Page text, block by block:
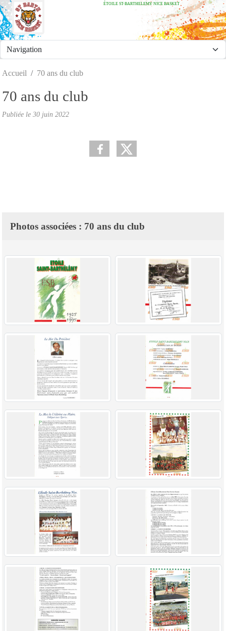
ÉTOILE ST-BARTHELEMY NICE BASKET
Accueil 70 ans du club
70 ans du club
Publiée le 30 juin 2022
Photos associées : 70 ans du club
Panneau de gestion des cookies